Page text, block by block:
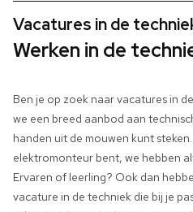
Vacatures in de
Werken in de
Ben je op zoek naar vacatures in
we een breed aanbod aan
handen uit de mouwen kunt
elektromonteur bent, we hebben
Ervaren of leerling? Ook dan
vacature in de techniek die bij je